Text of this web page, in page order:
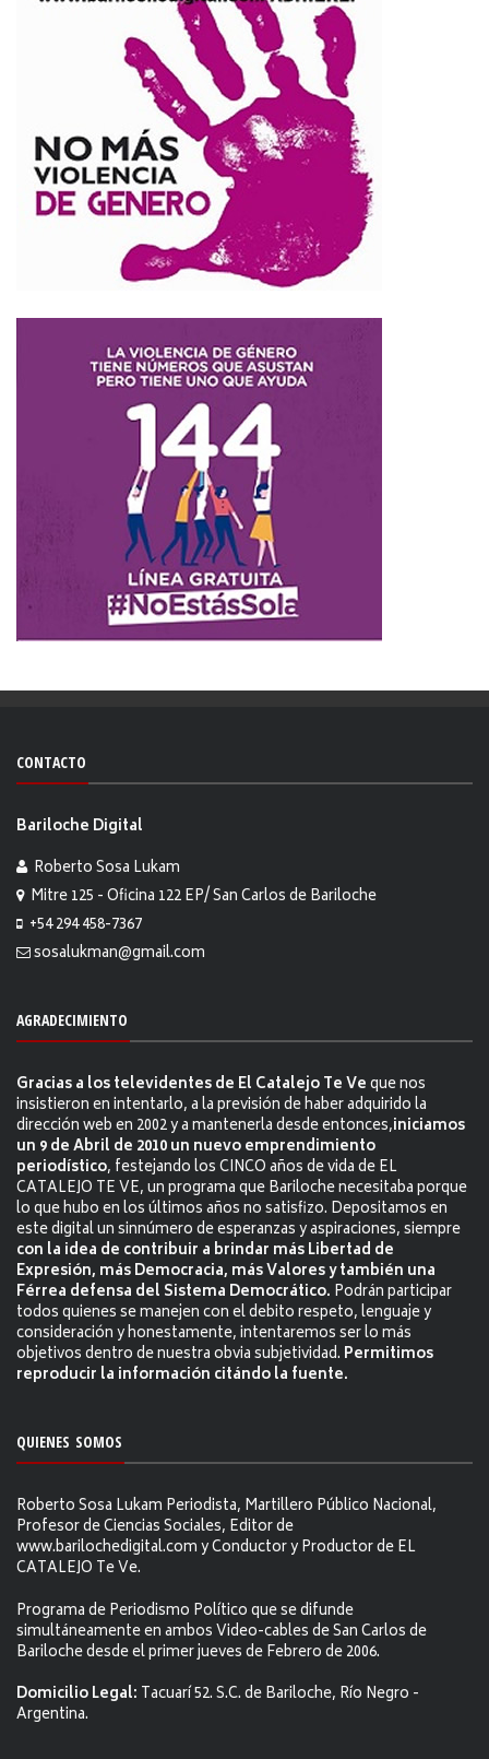
CONTACTO
Bariloche Digital
Roberto Sosa Lukam
Mitre 125 - Oficina 122 EP/ San Carlos de Bariloche
+54 294 458-7367
sosalukman@gmail.com
AGRADECIMIENTO
Gracias a los televidentes de El Catalejo Te Veque nos
insistieron en intentarlo, a la previsión de haber adquirido la
dirección web en 2002 y a mantenerla desde entonces,iniciamos
un 9 de Abril de 2010 un nuevo emprendimiento
periodístico, festejando los CINCO años de vida de EL
CATALEJO TE VE, un programa que Bariloche necesitaba porque
lo que hubo en los últimos años no satisfizo. Depositamos en
este digital un sinnúmero de esperanzas y aspiraciones, siempre
con la idea de contribuir a brindar más Libertad de
Expresión, más Democracia, más Valores y también una
Férrea defensa del Sistema Democrático. Podrán participar
todos quienes se manejen con el debito respeto, lenguaje y
consideración y honestamente, intentaremos ser lo más
objetivos dentro de nuestra obvia subjetividad. Permitimos
reproducir la información citándo la fuente.
QUIENES SOMOS
Roberto Sosa Lukam Periodista, Martillero Público Nacional,
Profesor de Ciencias Sociales, Editor de
www.barilochedigital.com y Conductor y Productor de EL
CATALEJO Te Ve.
Programa de Periodismo Político que se difunde
simultáneamente en ambos Video-cables de San Carlos de
Bariloche desde el primer jueves de Febrero de 2006.
Domicilio Legal: Tacuarí 52. S.C. de Bariloche, Río Negro -
Argentina.